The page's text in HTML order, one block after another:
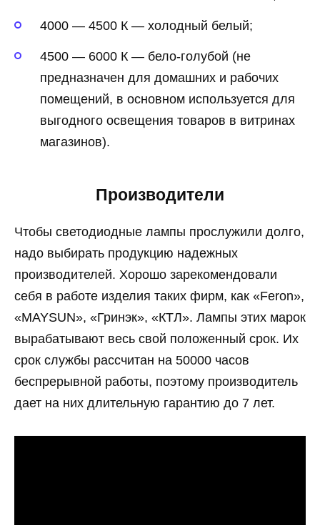
4000 — 4500 К — холодный белый;
4500 — 6000 К — бело-голубой (не
предназначен для домашних и рабочих
помещений, в основном используется для
выгодного освещения товаров в витринах
магазинов).
Производители
Чтобы светодиодные лампы прослужили долго,
надо выбирать продукцию надежных
производителей. Хорошо зарекомендовали
себя в работе изделия таких фирм, как «Feron»,
«MAYSUN», «Гринэк», «КТЛ». Лампы этих марок
вырабатывают весь свой положенный срок. Их
срок службы рассчитан на 50000 часов
беспрерывной работы, поэтому производитель
дает на них длительную гарантию до 7 лет.